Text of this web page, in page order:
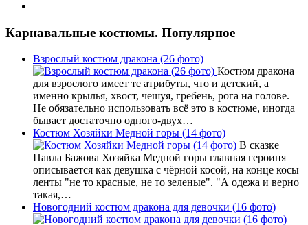
Карнавальные костюмы. Популярное
Взрослый костюм дракона (26 фото)
Костюм дракона
для взрослого имеет те атрибуты, что и детский, а
именно крылья, хвост, чешуя, гребень, рога на голове.
Не обязательно использовать всё это в костюме, иногда
бывает достаточно одного-двух…
Костюм Хозяйки Медной горы (14 фото)
В сказке
Павла Бажова Хозяйка Медной горы главная героиня
описывается как девушка с чёрной косой, на конце косы
ленты "не то красные, не то зеленые". "А одежа и верно
такая,…
Новогодний костюм дракона для девочки (16 фото)